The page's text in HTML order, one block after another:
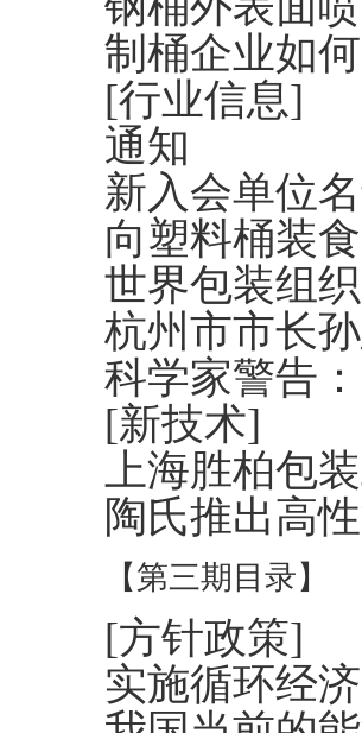
制桶企业如
[行业信息]
通知
新入会单位
向塑料桶装
世界包装组
杭州市市长
科学家警告
[新技术]
上海胜柏包
陶氏推出高
【第三期目录】
[方针政策]
实施循环经